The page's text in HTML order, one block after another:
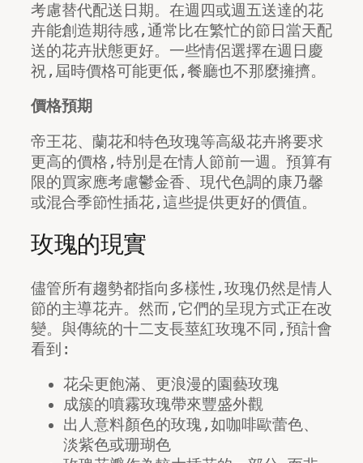
考慮替代配送日期。在週四或週五送達的花
卉能創造期待感,通常比在繁忙的節日當天配
送的花卉狀態更好。一些情侶選擇在週日慶
祝,屆時價格可能更低,餐廳也不那麼擁擠。
價格預期
帝王花、蘭花和特色玫瑰等高級花卉將要求
更高的價格,特別是在情人節前一週。預算有
限的買家應考慮鬱金香、現代色調的康乃馨
或混合季節性插花,這些提供更好的價值。
玫瑰的現實
儘管所有趨勢都指向多樣性,玫瑰仍然是情人
節的主導花卉。然而,它們的呈現方式正在改
變。與傳統的十二支長莖紅玫瑰不同,預計會
看到:
花朵更飽滿、更浪漫的園藝玫瑰
成簇的噴霧玫瑰帶來豐盛外觀
出人意料顏色的玫瑰,如咖啡歐蕾色、
淡紫色或珊瑚色